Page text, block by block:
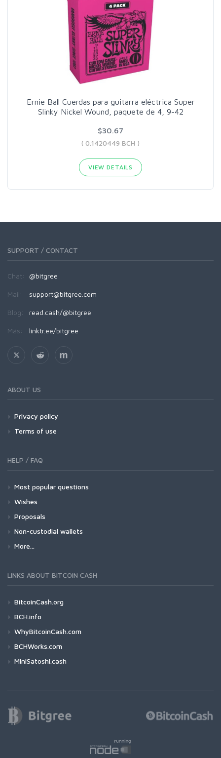
Ernie Ball Cuerdas para guitarra eléctrica Super
Slinky Nickel Wound, paquete de 4, 9-42
$30.67
( 0.1420449 BCH )
VIEW DETAILS
SUPPORT / CONTACT
Chat: @bitgree
Mail: support@bitgree.com
Blog: read.cash/@bitgree
Más: linktr.ee/bitgree
ABOUT US
Privacy policy
Terms of use
HELP / FAQ
Most popular questions
Wishes
Proposals
Non-custodial wallets
More...
LINKS ABOUT BITCOIN CASH
BitcoinCash.org
BCH.info
WhyBitcoinCash.com
BCHWorks.com
MiniSatoshi.cash